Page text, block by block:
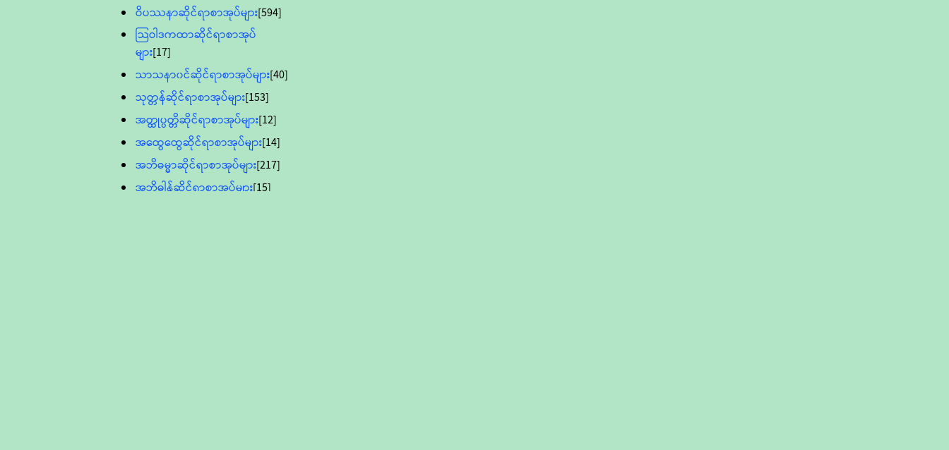
ဝိပဿနာဆိုင်ရာစာအုပ်များ[594]
သြဝါဒကထာဆိုင်ရာစာအုပ်
များ[17]
သာသနာ၀င်ဆိုင်ရာစာအုပ်များ[40]
သုတ္တန်ဆိုင်ရာစာအုပ်များ[153]
အတ္ထုပ္ပတ္တိဆိုင်ရာစာအုပ်များ[12]
အထွေထွေဆိုင်ရာစာအုပ်များ[14]
အဘိဓမ္မာဆိုင်ရာစာအုပ်များ[217]
အဘိဓါန်ဆိုင်ရာစာအုပ်များ[15]